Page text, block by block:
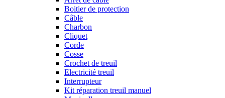
Boitier de protection
Câble
Charbon
Cliquet
Corde
Cosse
Crochet de treuil
Electricité treuil
Interrupteur
Kit réparation treuil manuel